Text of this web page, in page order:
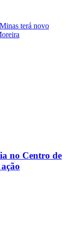
terá novo
no Centro de